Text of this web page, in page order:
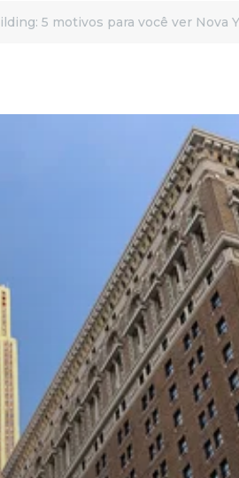
5 motivos para você ver